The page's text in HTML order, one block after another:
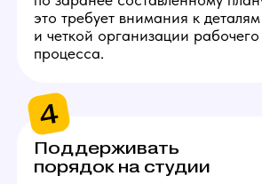
Соблюдение сроков
и договоренностей
Профессиональный администратор вебкам
расписания напрямую влияют на работу
вебкам моделей. Важна готовность вовремя
прибыть, чтобы показать студию, встретить
клининг или доставить расходники.